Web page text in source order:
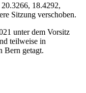
18.4292,
Sitzung verschoben.
unter dem Vorsitz
teilweise in
Bern getagt.